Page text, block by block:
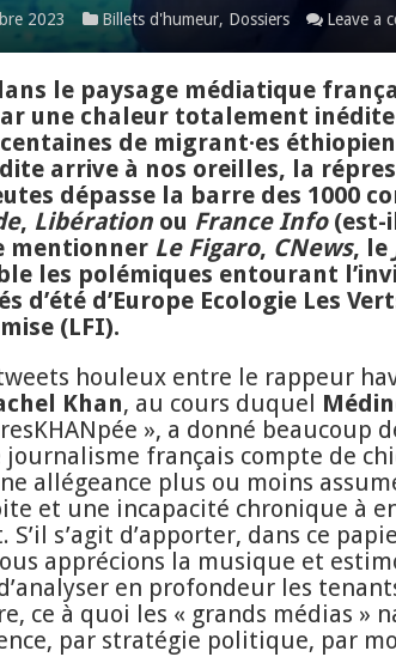
2023 Billets d'humeur, Dossiers Leave a
le paysage médiatique
une chaleur totalement
de migrant·es éthiopien
arrive à nos oreilles, la
dépasse la barre des 1000
, Libérationou France Info(est-
mentionner Le Figaro, CNews, le
les polémiques entourant
d’été d’Europe Ecologie Les
(LFI).
tweets houleux entre le rappeur
Khan, au cours duquel
», a donné beaucoup
français compte de
allégeance plus ou moins
et une incapacité chronique à
S’il s’agit d’apporter, dans ce
apprécions la musique et
en profondeur les
ce à quoi les « grands médias »
par stratégie politique, par